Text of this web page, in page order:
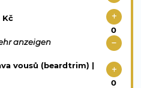
Kč
anzeigen
vousů (beardtrim) |